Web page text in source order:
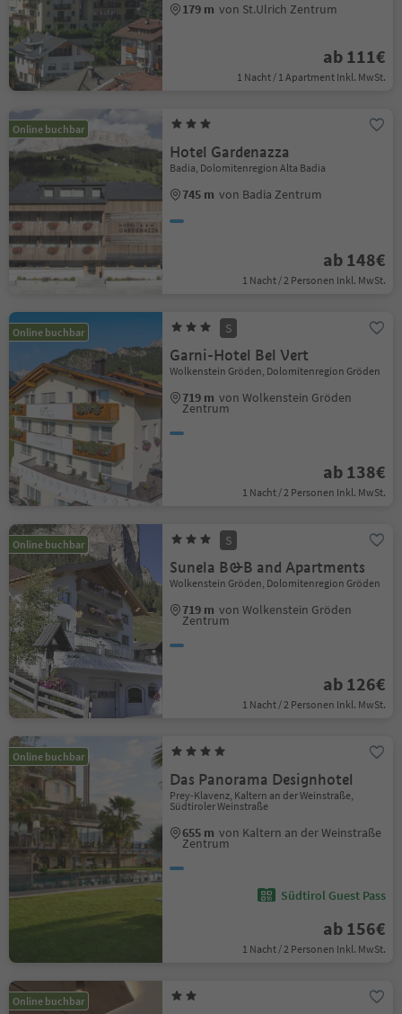
179 m von St.Ulrich Zentrum
ab 111€
1 Nacht / 1 Apartment Inkl. MwSt.
Online buchbar
Hotel Gardenazza
Badia, Dolomitenregion Alta Badia
745 m von Badia Zentrum
ab 148€
1 Nacht / 2 Personen Inkl. MwSt.
Online buchbar S
Garni-Hotel Bel Vert
Wolkenstein Gröden, Dolomitenregion Gröden
719 m von Wolkenstein Gröden
Zentrum
ab 138€
1 Nacht / 2 Personen Inkl. MwSt.
Online buchbar S
Sunela B&B and Apartments
Wolkenstein Gröden, Dolomitenregion Gröden
719 m von Wolkenstein Gröden
Zentrum
ab 126€
1 Nacht / 2 Personen Inkl. MwSt.
Online buchbar
Das Panorama Designhotel
Prey-Klavenz, Kaltern an der Weinstraße,
Südtiroler Weinstraße
655 m von Kaltern an der Weinstraße
Zentrum
Südtirol Guest Pass
ab 156€
1 Nacht / 2 Personen Inkl. MwSt.
Online buchbar